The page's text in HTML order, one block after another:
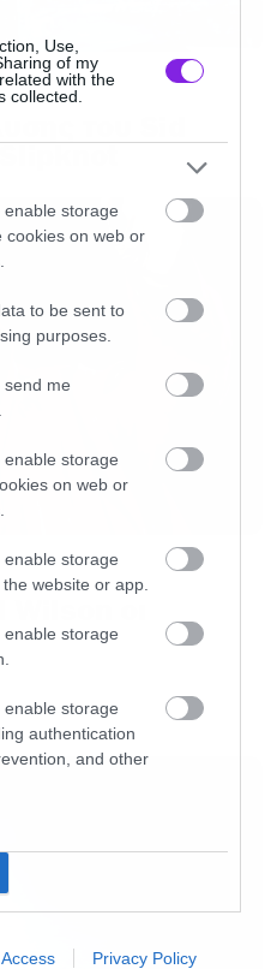
Use,
of my
with the
collected.
storage
cookies on web or
to be sent to
purposes.
send me
storage
on web or
storage
website or app.
storage
storage
authentication
and other
Privacy Policy
του Sid
Slipknot